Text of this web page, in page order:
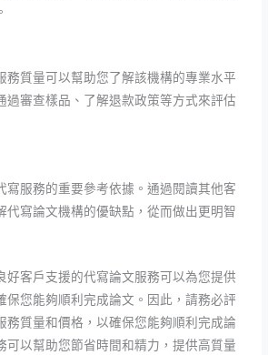
務質量可以幫助您了解該機構的專業水平
過審查樣品、了解退款政策等方式來評估
寫服務的重要參考依據。通過閱讀其他客
代寫論文機構的優缺點，從而做出更明智
好客戶支援的代寫論文服務可以為您提供
保您能夠順利完成論文。因此，請務必評
務質量和價格，以確保您能夠順利完成論
可以幫助您節省時間和精力，提供高質量